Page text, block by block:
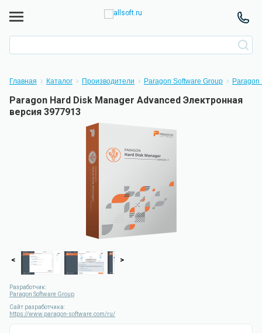
Главная Каталог Производители Paragon Software Group Paragon
Paragon Hard Disk Manager Advanced Электронная
версия 3977913
< >
Разработчик:
Paragon Software Group
Сайт разработчика:
https://www.paragon-software.com/ru/